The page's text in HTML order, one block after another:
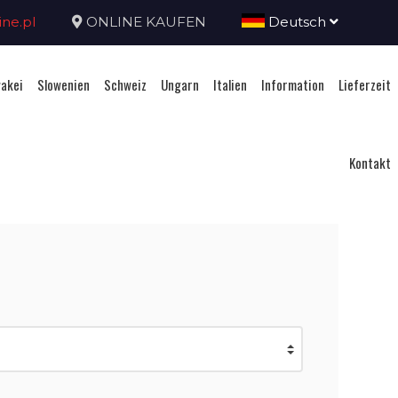
ONLINE KAUFEN Deutsch
Slowenien Schweiz Ungarn Italien Information Lieferzeit
Kontakt